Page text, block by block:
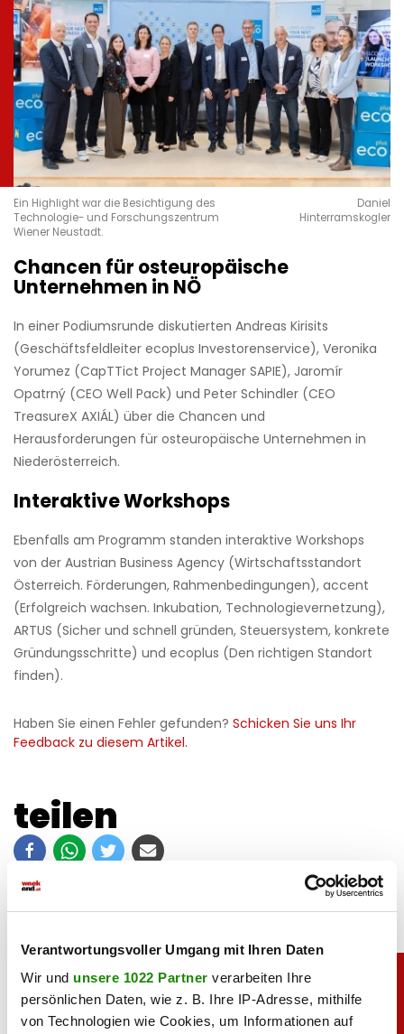
Verantwortungsvoller Umgang mit Ihren Daten
Wir und unsere 1022 Partner verarbeiten Ihre
persönlichen Daten, wie z. B. Ihre IP-Adresse, mithilfe
von Technologien wie Cookies, um Informationen auf
Ein Highlight war die Besichtigung des
Technologie- und Forschungszentrum
Wiener Neustadt.
Daniel
Hinterramskogler
Chancen für osteuropäische
Unternehmen in NÖ
In einer Podiumsrunde diskutierten Andreas Kirisits
(Geschäftsfeldleiter ecoplus Investorenservice), Veronika
Yorumez (CapTTict Project Manager SAPIE), Jaromír
Opatrný (CEO Well Pack) und Peter Schindler (CEO
TreasureX AXIÁL) über die Chancen und
Herausforderungen für osteuropäische Unternehmen in
Niederösterreich.
Interaktive Workshops
Ebenfalls am Programm standen interaktive Workshops
von der Austrian Business Agency (Wirtschaftsstandort
Österreich. Förderungen, Rahmenbedingungen), accent
(Erfolgreich wachsen. Inkubation, Technologievernetzung),
ARTUS (Sicher und schnell gründen, Steuersystem, konkrete
Gründungsschritte) und ecoplus (Den richtigen Standort
finden).
Haben Sie einen Fehler gefunden? Schicken Sie uns Ihr
Feedback zu diesem Artikel.
teilen